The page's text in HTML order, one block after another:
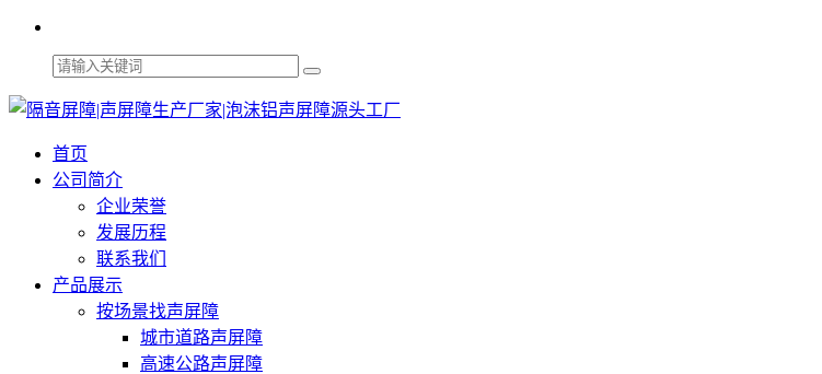
首页
公司简介
企业荣誉
发展历程
联系我们
产品展示
按场景找声屏障
城市道路声屏障
高速公路声屏障